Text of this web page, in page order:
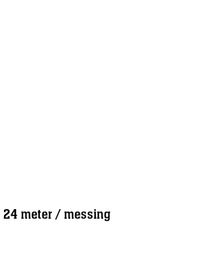
24 meter / messing